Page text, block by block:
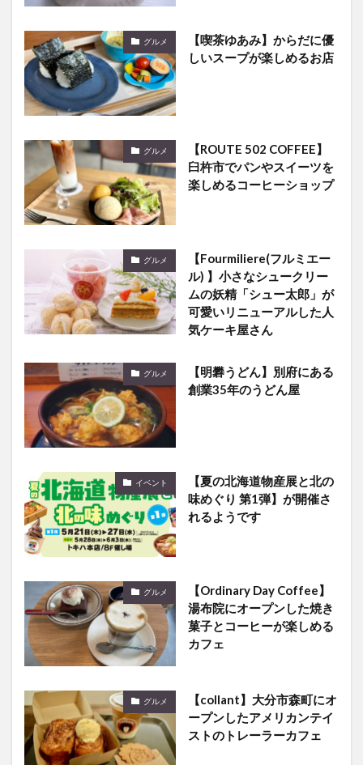
グルメ
【喫茶ゆあみ】からだに優
しいスープが楽しめるお店
グルメ
【ROUTE 502 COFFEE】
臼杵市でパンやスイーツを
楽しめるコーヒーショップ
グルメ
【Fourmiliere(フルミエー
ル) 】小さなシュークリー
ムの妖精「シュー太郎」が
可愛いリニューアルした人
気ケーキ屋さん
グルメ
【明礬うどん】別府にある
創業35年のうどん屋
イベント
【夏の北海道物産展と北の
味めぐり 第1弾】が開催さ
れるようです
グルメ
【Ordinary Day Coffee】
湯布院にオープンした焼き
菓子とコーヒーが楽しめる
カフェ
グルメ
【collant】大分市森町にオ
ープンしたアメリカンテイ
ストのトレーラーカフェ